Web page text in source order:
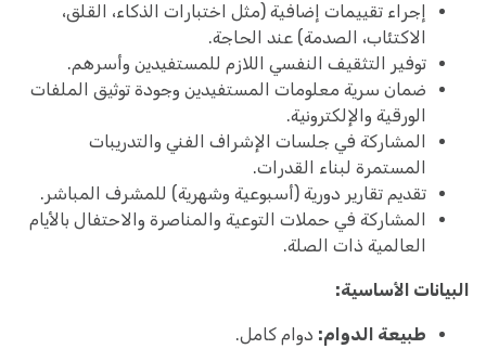
إجراء تقييمات إضافية (مثل اختبارات الذكاء، القلق،
الاكتئاب، الصدمة) عند الحاجة.
توفير التثقيف النفسي اللازم للمستفيدين وأسرهم.
ضمان سرية معلومات المستفيدين وجودة توثيق الملفات
الورقية والإلكترونية.
المشاركة في جلسات الإشراف الفني والتدريبات
المستمرة لبناء القدرات.
تقديم تقارير دورية (أسبوعية وشهرية) للمشرف المباشر.
المشاركة في حملات التوعية والمناصرة والاحتفال بالأيام
العالمية ذات الصلة.
البيانات الأساسية:
طبيعة الدوام: دوام كامل.